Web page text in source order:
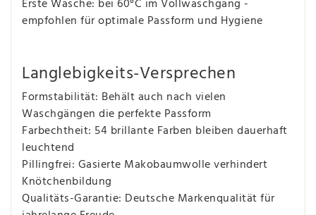
Erste Wäsche: bei 60°C im Vollwaschgang -
empfohlen für optimale Passform und Hygiene
Langlebigkeits-Versprechen
Formstabilität: Behält auch nach vielen
Waschgängen die perfekte Passform
Farbechtheit: 54 brillante Farben bleiben dauerhaft
leuchtend
Pillingfrei: Gasierte Makobaumwolle verhindert
Knötchenbildung
Qualitäts-Garantie: Deutsche Markenqualität für